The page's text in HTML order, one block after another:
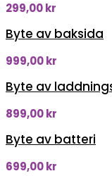
299,00kr
Byte av baksida
999,00kr
Byte av
899,00kr
Byte av batteri
699,00kr